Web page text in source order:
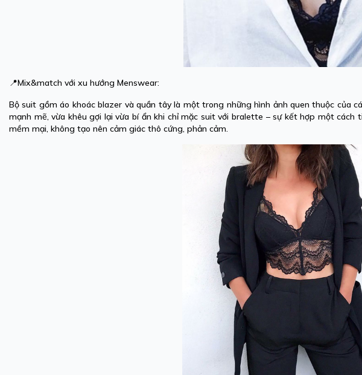
📍Mix&match với xu hướng Menswear:
Bộ suit gồm áo khoác blazer và quần tây là một trong những hình ảnh quen thuộc của
mạnh mẽ, vừa khêu gợi lại vừa bí ẩn khi chỉ mặc suit với bralette – sự kết hợp một
mềm mại, không tạo nên cảm giác thô cứng, phản cảm.